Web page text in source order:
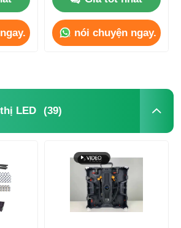
ngoài trời
nói chuyện ngay.
LED (39)